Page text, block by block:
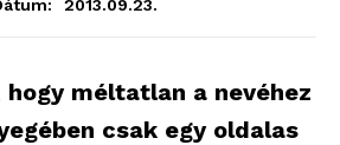
2013.09.23.
hogy méltatlan a nevéhez
csak egy oldalas